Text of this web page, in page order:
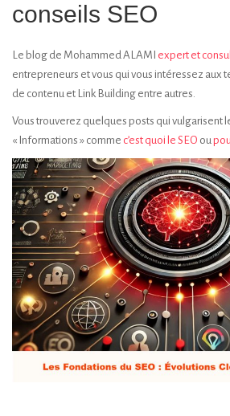
conseils SEO
Le blog de Mohammed ALAMI expert et
entrepreneurs et vous qui vous intéressez aux
de contenu et Link Building entre autres.
Vous trouverez quelques posts qui vulgarisent
« Informations » comme c’est quoi le SEO ou